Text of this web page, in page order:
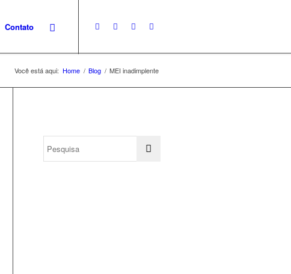
Contato
Você está aqui: Home / Blog / MEI inadimplente